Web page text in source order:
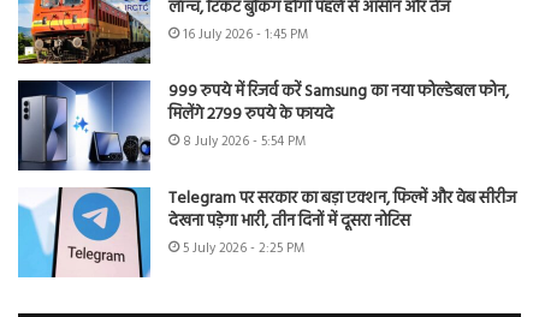
लॉन्च, टिकट बुकिंग होगी पहले से आसान और तेज
16 July 2026 - 1:45 PM
999 रुपये में रिजर्व करें Samsung का नया फोल्डेबल फोन,
मिलेंगे 2799 रुपये के फायदे
8 July 2026 - 5:54 PM
Telegram पर सरकार का बड़ा एक्शन, फिल्में और वेब सीरीज
देखना पड़ेगा भारी, तीन दिनों में दूसरा नोटिस
5 July 2026 - 2:25 PM